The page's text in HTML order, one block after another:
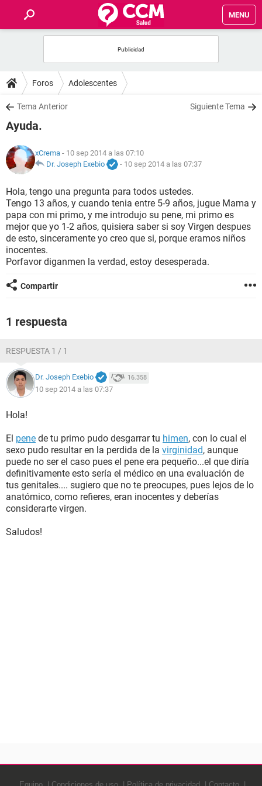
MENU
FOROS
SALUD
FAMILIA
NUTRICIÓN
BIENESTAR
SEXUALIDAD
GLOSARIO
Foros Adolescentes
Tema Anterior Siguiente Tema
Ayuda.
xCrema - 10 sep 2014 a las 07:10
Dr. Joseph Exebio
- 10 sep 2014 a las 07:37
Hola, tengo una pregunta para todos ustedes.
Tengo 13 años, y cuando tenia entre 5-9 años, jugue Mama y
papa con mi primo, y me introdujo su pene, mi primo es
mejor que yo 1-2 años, quisiera saber si soy Virgen despues
de esto, sinceramente yo creo que si, porque eramos niños
inocentes.
Porfavor diganmen la verdad, estoy desesperada.
Compartir
1 respuesta
RESPUESTA 1 / 1
Dr. Joseph Exebio 16.358
10 sep 2014 a las 07:37
Hola!
El pene de tu primo pudo desgarrar tu himen, con lo cual el
sexo pudo resultar en la perdida de la virginidad, aunque
puede no ser el caso pues el pene era pequeño...el que diría
definitivamente esto sería el médico en una evaluación de
tus genitales.... sugiero que no te preocupes, pues lejos de lo
anatómico, como refieres, eran inocentes y deberías
considerarte virgen.
Saludos!